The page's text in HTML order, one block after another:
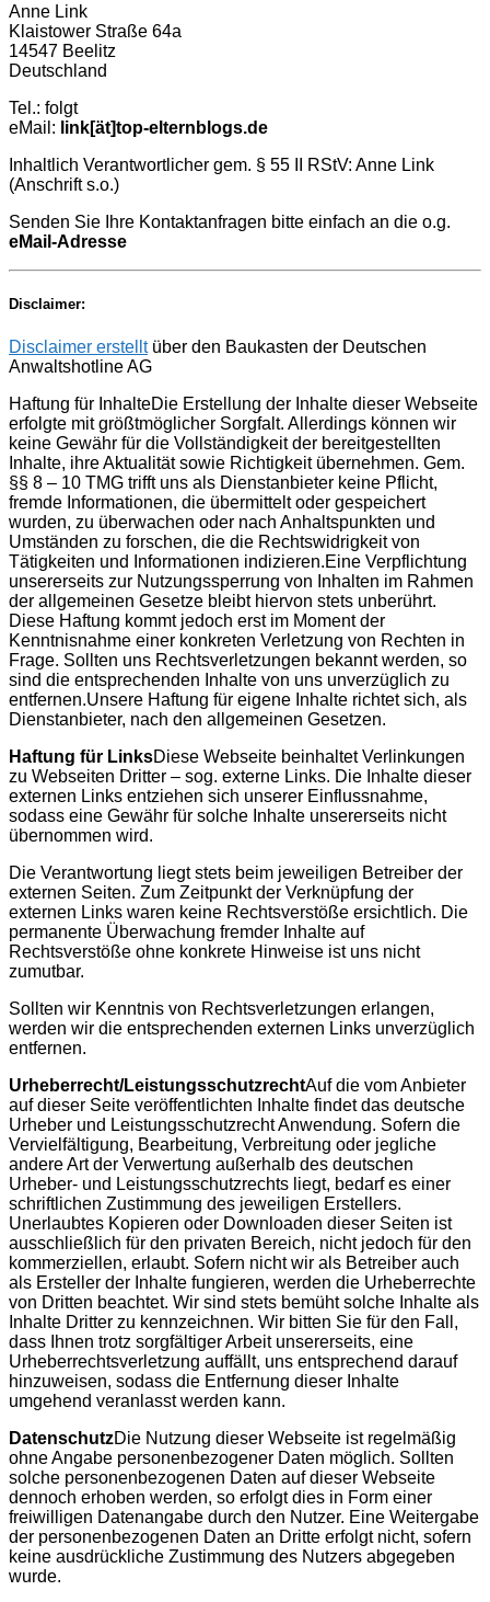
Anne Link
Klaistower Straße 64a
14547 Beelitz
Deutschland
Tel.: folgt
eMail: link[ät]top-elternblogs.de
Inhaltlich Verantwortlicher gem. § 55 II RStV: Anne Link
(Anschrift s.o.)
Senden Sie Ihre Kontaktanfragen bitte einfach an die o.g.
eMail-Adresse
Disclaimer:
Disclaimer erstelltüber den Baukasten der Deutschen
Anwaltshotline AG
Haftung für InhalteDie Erstellung der Inhalte dieser Webseite
erfolgte mit größtmöglicher Sorgfalt. Allerdings können wir
keine Gewähr für die Vollständigkeit der bereitgestellten
Inhalte, ihre Aktualität sowie Richtigkeit übernehmen. Gem.
§§ 8 – 10 TMG trifft uns als Dienstanbieter keine Pflicht,
fremde Informationen, die übermittelt oder gespeichert
wurden, zu überwachen oder nach Anhaltspunkten und
Umständen zu forschen, die die Rechtswidrigkeit von
Tätigkeiten und Informationen indizieren.Eine Verpflichtung
unsererseits zur Nutzungssperrung von Inhalten im Rahmen
der allgemeinen Gesetze bleibt hiervon stets unberührt.
Diese Haftung kommt jedoch erst im Moment der
Kenntnisnahme einer konkreten Verletzung von Rechten in
Frage. Sollten uns Rechtsverletzungen bekannt werden, so
sind die entsprechenden Inhalte von uns unverzüglich zu
entfernen.Unsere Haftung für eigene Inhalte richtet sich, als
Dienstanbieter, nach den allgemeinen Gesetzen.
Haftung für LinksDiese Webseite beinhaltet Verlinkungen
zu Webseiten Dritter – sog. externe Links. Die Inhalte dieser
externen Links entziehen sich unserer Einflussnahme,
sodass eine Gewähr für solche Inhalte unsererseits nicht
übernommen wird.
Die Verantwortung liegt stets beim jeweiligen Betreiber der
externen Seiten. Zum Zeitpunkt der Verknüpfung der
externen Links waren keine Rechtsverstöße ersichtlich. Die
permanente Überwachung fremder Inhalte auf
Rechtsverstöße ohne konkrete Hinweise ist uns nicht
zumutbar.
Sollten wir Kenntnis von Rechtsverletzungen erlangen,
werden wir die entsprechenden externen Links unverzüglich
entfernen.
Urheberrecht/LeistungsschutzrechtAuf die vom Anbieter
auf dieser Seite veröffentlichten Inhalte findet das deutsche
Urheber und Leistungsschutzrecht Anwendung. Sofern die
Vervielfältigung, Bearbeitung, Verbreitung oder jegliche
andere Art der Verwertung außerhalb des deutschen
Urheber- und Leistungsschutzrechts liegt, bedarf es einer
schriftlichen Zustimmung des jeweiligen Erstellers.
Unerlaubtes Kopieren oder Downloaden dieser Seiten ist
ausschließlich für den privaten Bereich, nicht jedoch für den
kommerziellen, erlaubt. Sofern nicht wir als Betreiber auch
als Ersteller der Inhalte fungieren, werden die Urheberrechte
von Dritten beachtet. Wir sind stets bemüht solche Inhalte als
Inhalte Dritter zu kennzeichnen. Wir bitten Sie für den Fall,
dass Ihnen trotz sorgfältiger Arbeit unsererseits, eine
Urheberrechtsverletzung auffällt, uns entsprechend darauf
hinzuweisen, sodass die Entfernung dieser Inhalte
umgehend veranlasst werden kann.
DatenschutzDie Nutzung dieser Webseite ist regelmäßig
ohne Angabe personenbezogener Daten möglich. Sollten
solche personenbezogenen Daten auf dieser Webseite
dennoch erhoben werden, so erfolgt dies in Form einer
freiwilligen Datenangabe durch den Nutzer. Eine Weitergabe
der personenbezogenen Daten an Dritte erfolgt nicht, sofern
keine ausdrückliche Zustimmung des Nutzers abgegeben
wurde.